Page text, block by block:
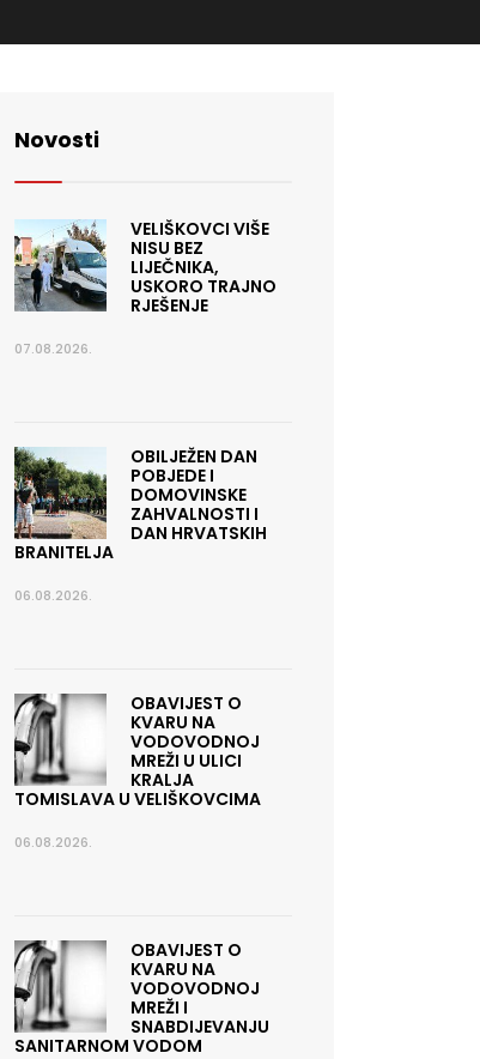
Novosti
VELIŠKOVCI VIŠE
NISU BEZ
LIJEČNIKA,
USKORO TRAJNO
RJEŠENJE
07.08.2026.
OBILJEŽEN DAN
POBJEDE I
DOMOVINSKE
ZAHVALNOSTI I
DAN HRVATSKIH
BRANITELJA
06.08.2026.
OBAVIJEST O
KVARU NA
VODOVODNOJ
MREŽI U ULICI
KRALJA
TOMISLAVA U VELIŠKOVCIMA
06.08.2026.
OBAVIJEST O
KVARU NA
VODOVODNOJ
MREŽI I
SNABDIJEVANJU
SANITARNOM VODOM